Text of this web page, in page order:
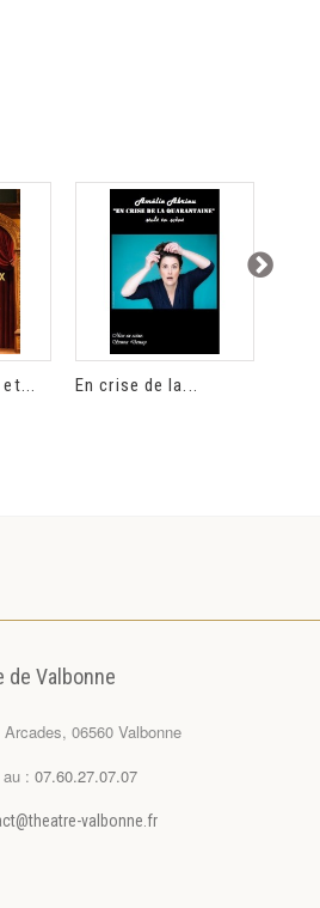
En crise de la...
de Valbonne
06560 Valbonne
: 07.60.27.07.07
valbonne.fr